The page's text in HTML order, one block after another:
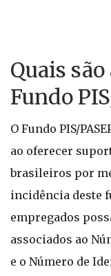
Quais
Fundo
O Fundo PIS/
ao oferecer
brasileiros por
incidência deste
empregados
associados ao
e o Número de